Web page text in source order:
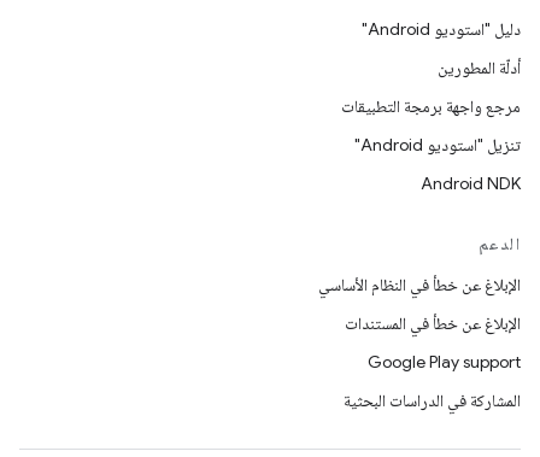
دليل "استوديو Android"
أدلّة المطورين
مرجع واجهة برمجة التطبيقات
تنزيل "استوديو Android"
Android NDK
الدعم
الإبلاغ عن خطأ في النظام الأساسي
الإبلاغ عن خطأ في المستندات
Google Play support
المشاركة في الدراسات البحثية